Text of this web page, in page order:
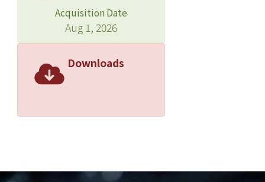
Acquisition Date
Aug 1, 2026
Downloads